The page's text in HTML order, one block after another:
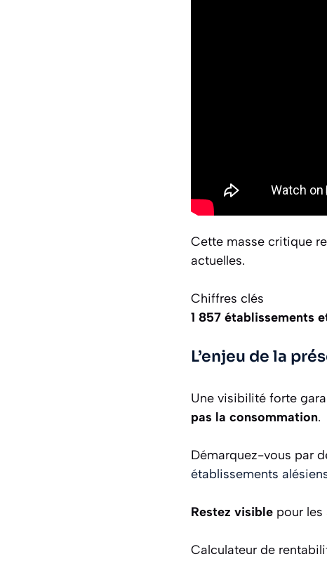
Cette masse critique
actuelles.
Chiffres clés
1 857 établissements
L’enjeu de la
Une visibilité forte
pas la consommation.
Démarquez-vous par
établissements
Restez visible pour
Calculateur de